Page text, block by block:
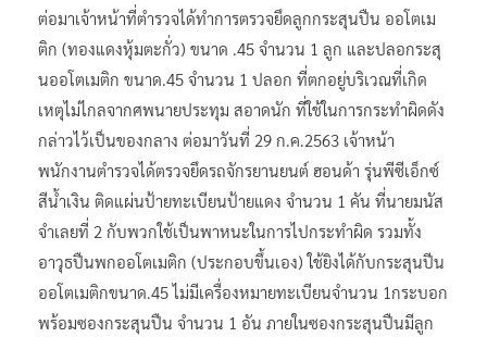
ต่อมาเจ้าหน้าที่ตำรวจได้ทำการตรวจยึดลูกกระสุนปืน ออโตเม
ติก (ทองแดงหุ้มตะกั่ว) ขนาด .45 จำนวน 1 ลูก และปลอกระสุ
นออโตเมติก ขนาด.45 จำนวน 1 ปลอก ที่ตกอยู่บริเวณที่เกิด
เหตุไม่ไกลจากศพนายประทุม สอาดนัก ที่ใช้ในการกระทำผิดดัง
กล่าวไว้เป็นของกลาง ต่อมาวันที่ 29 ก.ค.2563 เจ้าหน้า
พนักงานตำรวจได้ตรวจยึดรถจักรยานยนต์ ฮอนด้า รุ่นพีซีเอ็กซ์
สีน้ำเงิน ติดแผ่นป้ายทะเบียนป้ายแดง จำนวน 1 คัน ที่นายมนัส
จำเลยที่ 2 กับพวกใช้เป็นพาหนะในการไปกระทำผิด รวมทั้ง
อาวุธปืนพกออโตเมติก (ประกอบขึ้นเอง) ใช้ยิงได้กับกระสุนปีน
ออโตเมติกขนาด.45 ไม่มีเครื่องหมายทะเบียนจำนวน 1กระบอก
พร้อมซองกระสุนปืน จำนวน 1 อัน ภายในซองกระสุนปืนมีลูก